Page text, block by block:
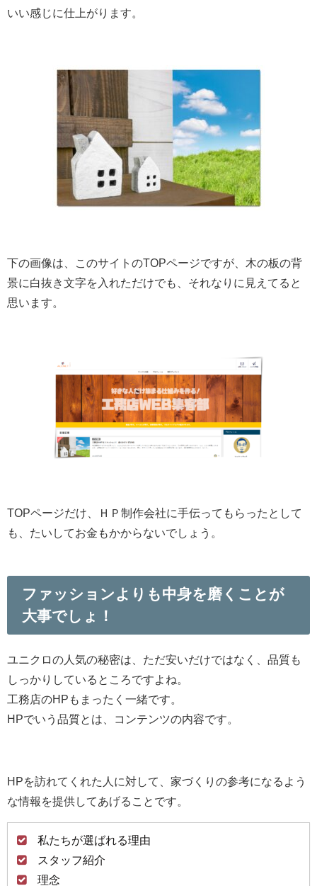
いい感じに仕上がります。
下の画像は、このサイトのTOPページですが、木の板の背
景に白抜き文字を入れただけでも、それなりに見えてると
思います。
TOPページだけ、ＨＰ制作会社に手伝ってもらったとして
も、たいしてお金もかからないでしょう。
ファッションよりも中身を磨くことが
大事でしょ！
ユニクロの人気の秘密は、ただ安いだけではなく、品質も
しっかりしているところですよね。
工務店のHPもまったく一緒です。
HPでいう品質とは、コンテンツの内容です。
HPを訪れてくれた人に対して、家づくりの参考になるよう
な情報を提供してあげることです。
私たちが選ばれる理由
スタッフ紹介
理念